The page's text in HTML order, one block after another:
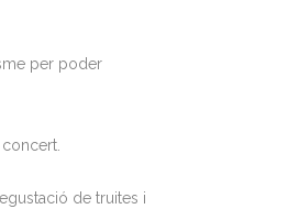
per poder
concert.
de truites i